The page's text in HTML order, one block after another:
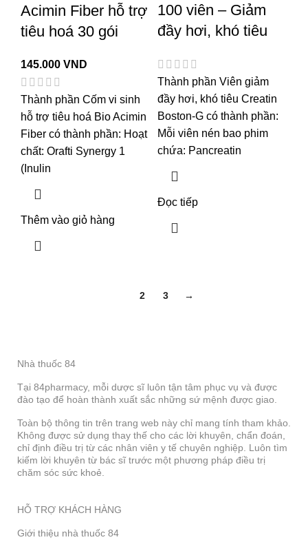
Acimin Fiber hỗ trợ
tiêu hoá 30 gói
145.000 VND
Thành phần Cốm vi sinh
hỗ trợ tiêu hoá Bio Acimin
Fiber có thành phần: Hoạt
chất: Orafti Synergy 1
(Inulin
Thêm vào giỏ hàng
100 viên – Giảm
đầy hơi, khó tiêu
Thành phần Viên giảm
đầy hơi, khó tiêu Creatin
Boston-G có thành phần:
Mỗi viên nén bao phim
chứa: Pancreatin
Đọc tiếp
2 3 →
Nhà thuốc 84
Tại 84pharmacy, mỗi dược sĩ luôn tận tâm phục vụ và được
đào tạo để hoàn thành xuất sắc những sứ mệnh được giao.
Toàn bộ thông tin trên trang web này chỉ mang tính tham khảo.
Không được sử dụng thay thế cho các lời khuyên, chẩn đoán,
chỉ định điều trị từ các nhân viên y tế chuyên nghiệp. Luôn tìm
kiếm lời khuyên từ bác sĩ trước một phương pháp điều trị
chăm sóc sức khoẻ.
HỖ TRỢ KHÁCH HÀNG
Giới thiệu nhà thuốc 84